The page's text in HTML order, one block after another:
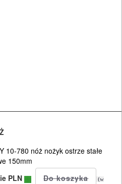
10-780 nóż nożyk ostrze stałe
150mm
PLN
(w